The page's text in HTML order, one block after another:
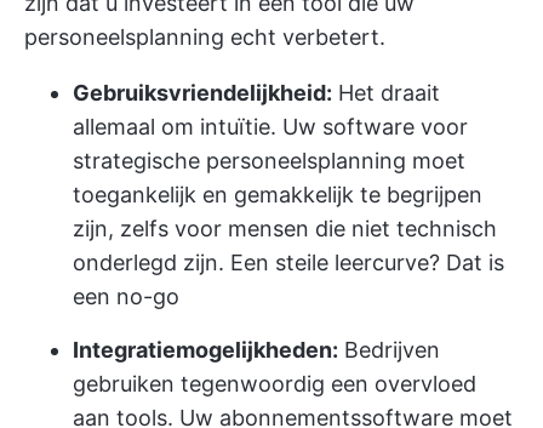
personeelsplanning echt verbetert.
Gebruiksvriendelijkheid: Het draait
allemaal om intuïtie. Uw software voor
strategische personeelsplanning moet
toegankelijk en gemakkelijk te begrijpen
zijn, zelfs voor mensen die niet technisch
onderlegd zijn. Een steile leercurve? Dat is
een no-go
Integratiemogelijkheden: Bedrijven
gebruiken tegenwoordig een overvloed
aan tools. Uw abonnementssoftware moet